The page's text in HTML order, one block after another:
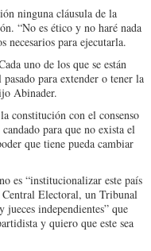
ninguna cláusula de la
“No es ético y no haré nada
necesarios pa­ra ejecutarla.
uno de los que se están
para extender o tener la
Abinader.
constitución con el con­senso
para que no exis­ta el
que tiene pueda cambiar
es “institucionalizar este país
Electoral, un Tribunal
inde­pendientes” que
y quiero que este sea